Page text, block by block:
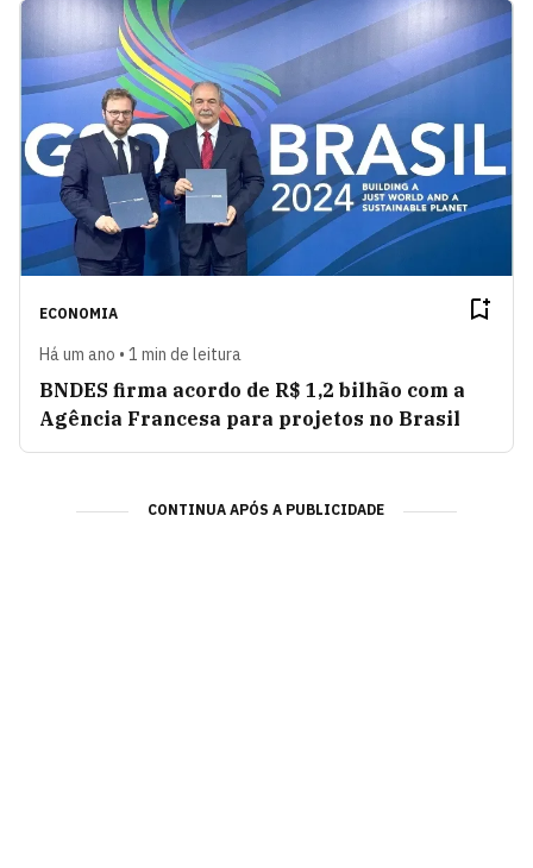
ECONOMIA
Há um ano • 1 min de leitura
BNDES firma acordo de R$ 1,2 bilhão com a
Agência Francesa para projetos no Brasil
CONTINUA APÓS A PUBLICIDADE